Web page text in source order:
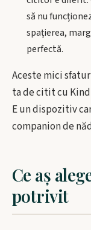
să nu
spațierea,
perfectă.
Aceste mici
ta de citit cu
E un dispozitiv
companion de
Ce aș
potrivit